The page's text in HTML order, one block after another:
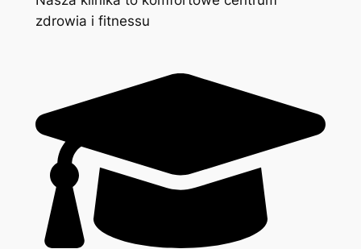
zdrowia i fitnessu